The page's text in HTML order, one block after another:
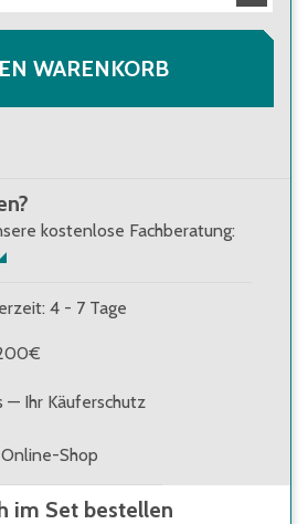
WARENKORB
kostenlose Fachberatung:
4 - 7 Tage
— Ihr Käuferschutz
Shop
im Set bestellen